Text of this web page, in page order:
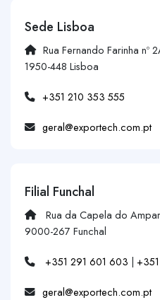
Sede Lisboa
Rua Fernando Farinha nº
1950-448 Lisboa
+351 210 353 555
geral@exportech.com.pt
Filial Funchal
Rua da Capela do
9000-267 Funchal
+351 291 601 603 |
geral@exportech.com.pt